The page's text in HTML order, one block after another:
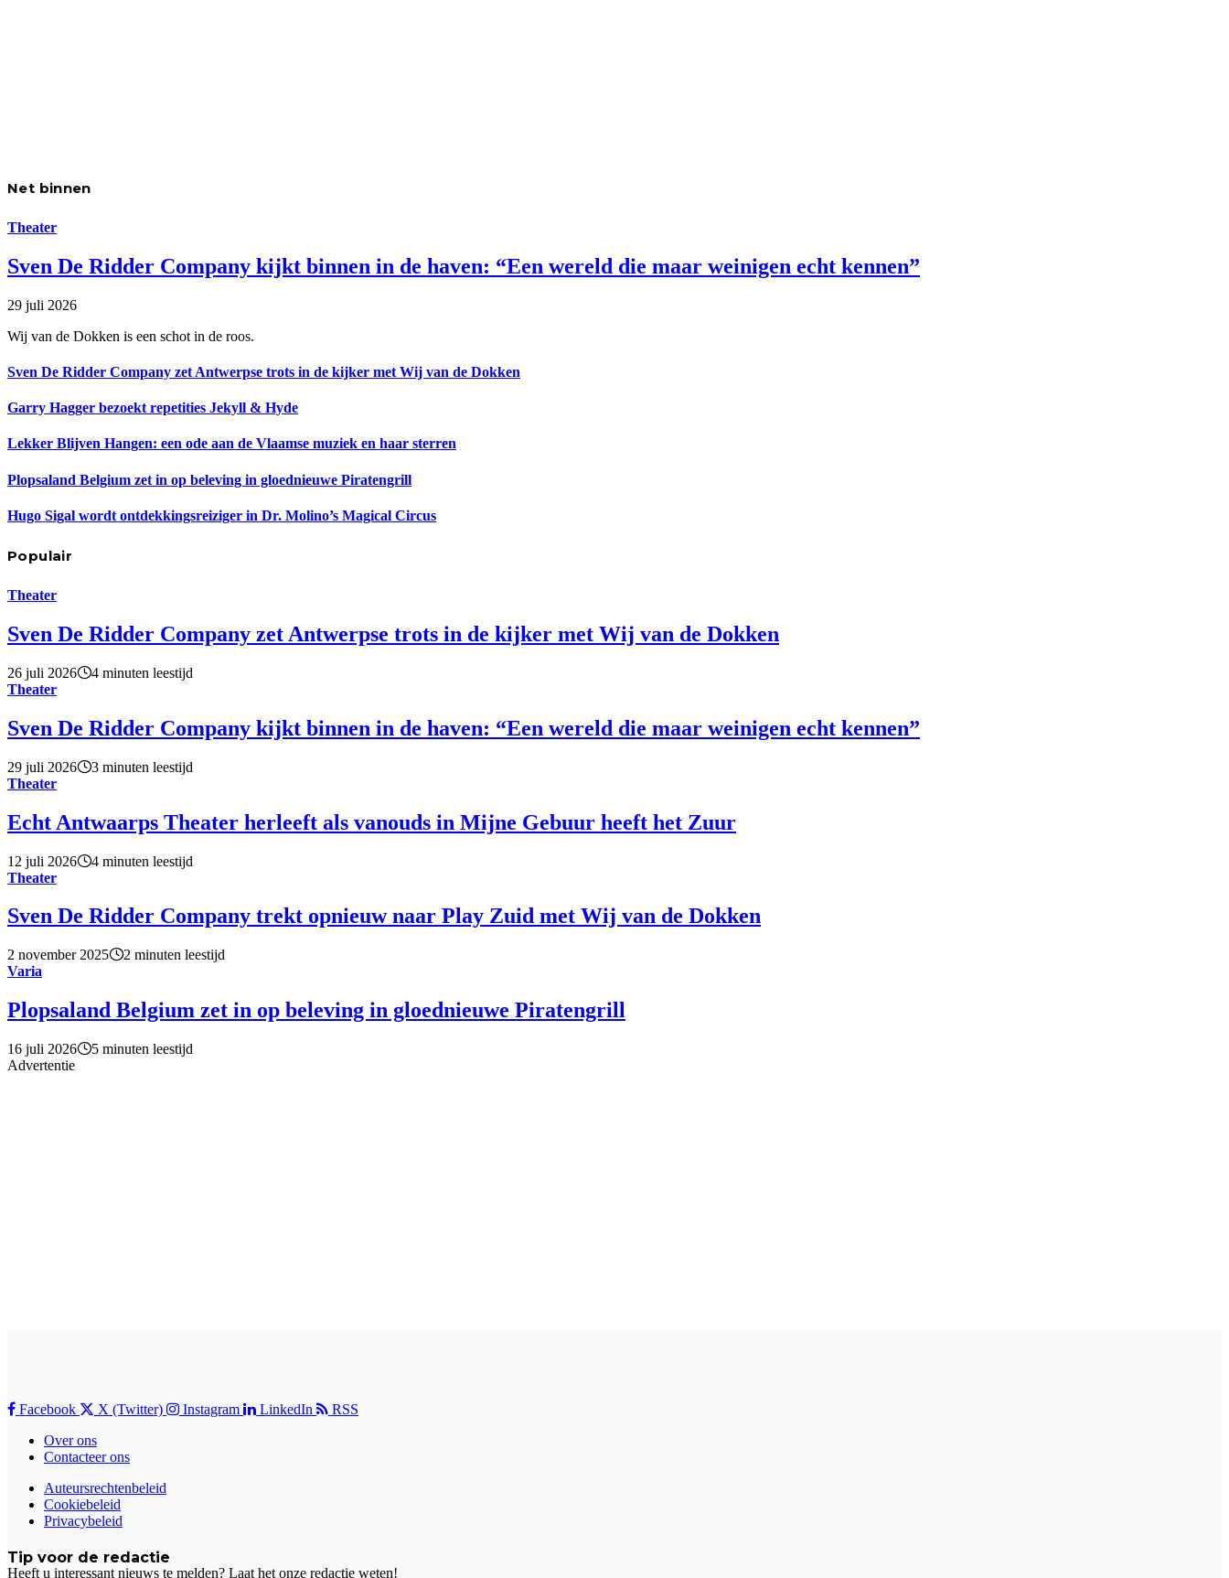
Net binnen
Theater
Sven De Ridder Company kijkt binnen in de haven: “Een wereld die maar weinigen echt kennen”
29 juli 2026
Wij van de Dokken is een schot in de roos.
Sven De Ridder Company zet Antwerpse trots in de kijker met Wij van de Dokken
Garry Hagger bezoekt repetities Jekyll & Hyde
Lekker Blijven Hangen: een ode aan de Vlaamse muziek en haar sterren
Plopsaland Belgium zet in op beleving in gloednieuwe Piratengrill
Hugo Sigal wordt ontdekkingsreiziger in Dr. Molino’s Magical Circus
Populair
Theater
Sven De Ridder Company zet Antwerpse trots in de kijker met Wij van de Dokken
26 juli 2026
4 minuten leestijd
Theater
Sven De Ridder Company kijkt binnen in de haven: “Een wereld die maar weinigen echt kennen”
29 juli 2026
3 minuten leestijd
Theater
Echt Antwaarps Theater herleeft als vanouds in Mijne Gebuur heeft het Zuur
12 juli 2026
4 minuten leestijd
Theater
Sven De Ridder Company trekt opnieuw naar Play Zuid met Wij van de Dokken
2 november 2025
2 minuten leestijd
Varia
Plopsaland Belgium zet in op beleving in gloednieuwe Piratengrill
16 juli 2026
5 minuten leestijd
Advertentie
Facebook X (Twitter) Instagram LinkedIn
RSS
Over ons
Contacteer ons
Auteursrechtenbeleid
Cookiebeleid
Privacybeleid
Tip voor de redactie
Heeft u interessant nieuws te melden? Laat het onze redactie weten!